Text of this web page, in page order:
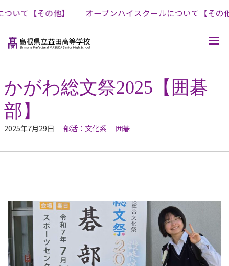
コ
ン
ツ
へ
ス
キ
プ
いて【その他】 オープンハイスクールについて【その他
かがわ総文祭2025【囲碁
部】
2025年7月29日 部活：文化系 囲碁